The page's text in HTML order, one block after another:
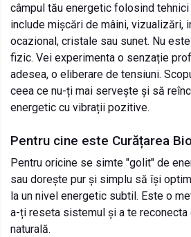
câmpul tău energetic folosind
include mișcări de mâini, vizualizări,
ocazional, cristale sau sunet. Nu
fizic. Vei experimenta o senzație
adesea, o eliberare de tensiuni.
ceea ce nu-ți mai servește și să
energetic cu vibrații pozitive.
Pentru cine este Curățarea
Pentru oricine se simte "golit" de
sau dorește pur și simplu să își
la un nivel energetic subtil. Este o
a-ți reseta sistemul și a te reconecta
naturală.